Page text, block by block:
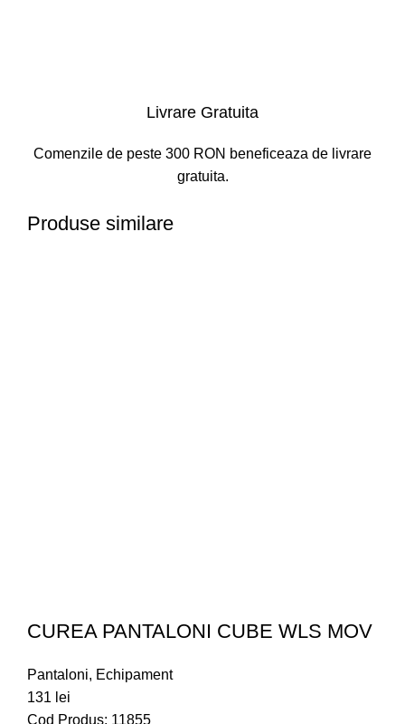
Livrare Gratuita
Comenzile de peste 300 RON beneficeaza de livrare
gratuita.
Produse similare
CUREA PANTALONI CUBE WLS MOV
Pantaloni, Echipament
131 lei
Cod Produs: 11855